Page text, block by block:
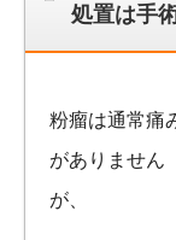
処置は手
粉瘤は通常痛
がありません
が、